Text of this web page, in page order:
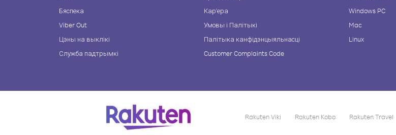
Бяспека
Viber Out
Цэны на выклікі
Служба падтрымкі
Кар'ера
Умовы і Палітыкі
Палітыка канфідэнцыяльнасці
Customer Complaints Code
Windows PC
Mac
Linux
Rakuten Viki Rakuten Kobo Rakuten Travel